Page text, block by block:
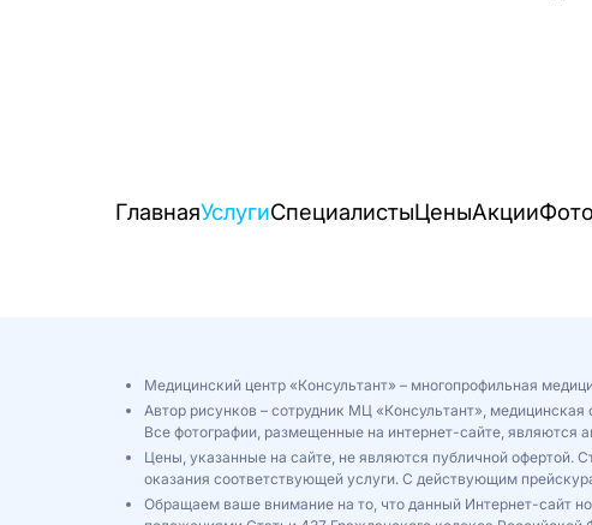
ГлавнаяУслугиСпециалистыЦеныАкции
Медицинский центр «Консультант» – многопрофильная
Автор рисунков – сотрудник МЦ «Консультант», медицинская
Все фотографии, размещенные на интернет-сайте, являются
Цены, указанные на сайте, не являются публичной офертой.
оказания соответствующей услуги. С действующим
Обращаем ваше внимание на то, что данный Интернет-сайт